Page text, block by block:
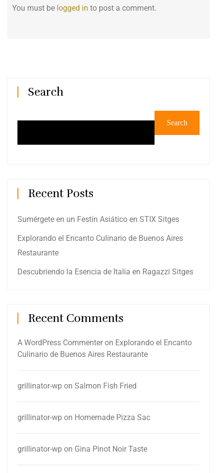
You must be logged in to post a comment.
Search
Search
Recent Posts
Sumérgete en un Festín Asiático en STIX Sitges
Explorando el Encanto Culinario de Buenos Aires
Restaurante
Descubriendo la Esencia de Italia en Ragazzi Sitges
Recent Comments
A WordPress Commenter on Explorando el Encanto
Culinario de Buenos Aires Restaurante
grillinator-wp on Salmon Fish Fried
grillinator-wp on Homemade Pizza Sac
grillinator-wp on Gina Pinot Noir Taste